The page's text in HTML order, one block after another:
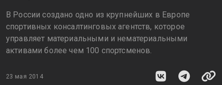
В России создано одно из крупнейших в Европе
спортивных консалтинговых агентств, которое
управляет материальными и нематериальными
активами более чем 100 спортсменов.
23 мая 2014